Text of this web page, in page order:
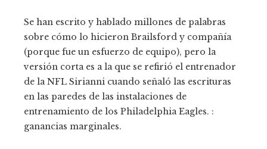
Se han escrito y hablado millones de palabras
sobre cómo lo hicieron Brailsford y compañía
(porque fue un esfuerzo de equipo), pero la
versión corta es a la que se refirió el entrenador
de la NFL Sirianni cuando señaló las escrituras
en las paredes de las instalaciones de
entrenamiento de los Philadelphia Eagles. :
ganancias marginales.